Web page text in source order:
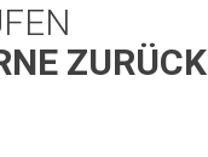
ZURÜCK